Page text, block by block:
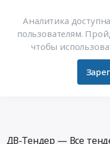
Аналитика
пользователям.
чтобы
ДВ-Тендер — Все